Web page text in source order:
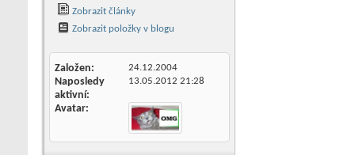
Zobrazit články
Zobrazit položky v blogu
Založen 24.12.2004
Naposledy
aktivní
13.05.2012 21:28
Avatar